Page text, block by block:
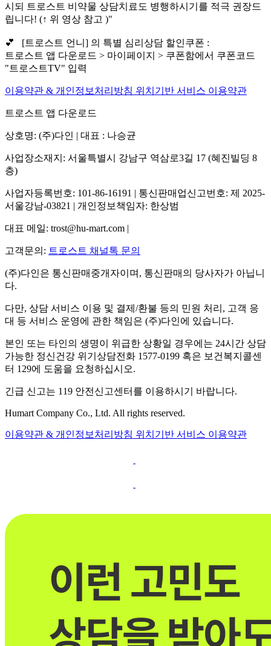
시되 트로스트 비약물 상담치료도 병행하시기를 적극 권장드
립니다! (↑ 위 영상 참고 )"
💕 [트로스트 언니] 의 특별 심리상담 할인쿠폰 :
트로스트 앱 다운로드 > 마이페이지 > 쿠폰함에서 쿠폰코드
"트로스트TV" 입력
이용약관 & 개인정보처리방침 위치기반 서비스 이용약관
트로스트 앱 다운로드
상호명: (주)다인 | 대표 : 나승균
사업장소재지: 서울특별시 강남구 역삼로3길 17 (혜진빌딩 8
층)
사업자등록번호: 101-86-16191 | 통신판매업신고번호: 제 2025-
서울강남-03821 | 개인정보책임자: 한상범
대표 메일: trost@hu-mart.com |
고객문의: 트로스트 채널톡 문의
(주)다인은 통신판매중개자이며, 통신판매의 당사자가 아닙니
다.
다만, 상담 서비스 이용 및 결제/환불 등의 민원 처리, 고객 응
대 등 서비스 운영에 관한 책임은 (주)다인에 있습니다.
본인 또는 타인의 생명이 위급한 상황일 경우에는 24시간 상담
가능한 정신건강 위기상담전화 1577-0199 혹은 보건복지콜센
터 129에 도움을 요청하십시오.
긴급 신고는 119 안전신고센터를 이용하시기 바랍니다.
Humart Company Co., Ltd. All rights reserved.
이용약관 & 개인정보처리방침 위치기반 서비스 이용약관